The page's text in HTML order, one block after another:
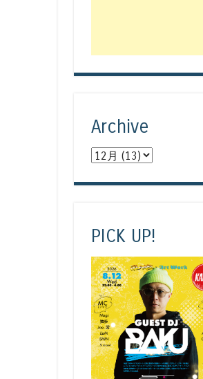
Archive
PICK UP!